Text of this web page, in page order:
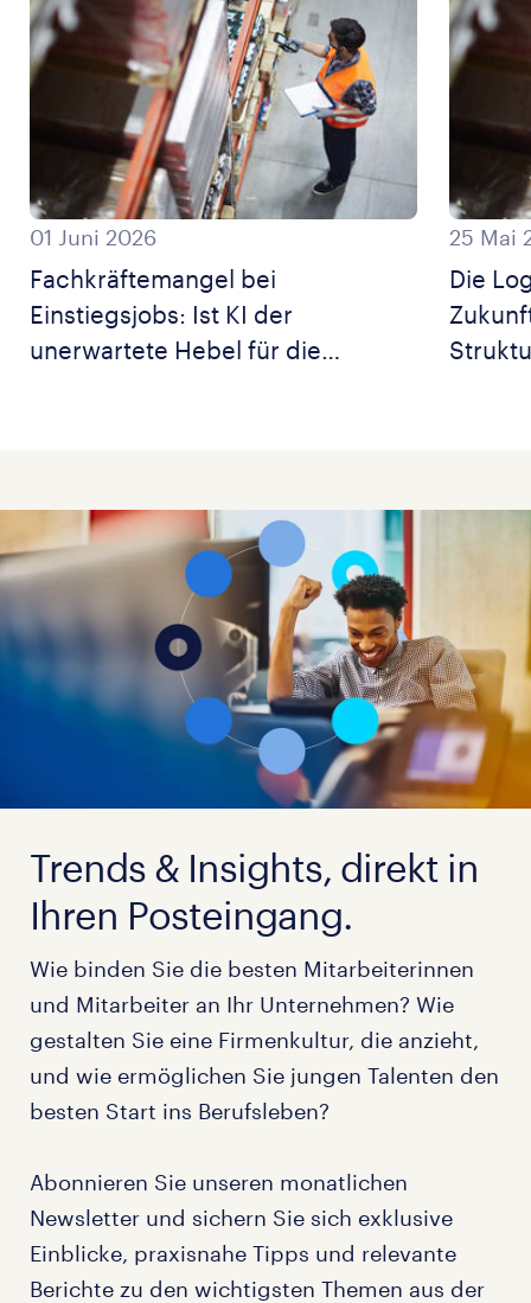
01 Juni 2026
Fachkräftemangel bei
Einstiegsjobs: Ist KI der
unerwartete Hebel für die
25 Mai
Die
Trends & Insights, direkt in
Ihren Posteingang.
Wie binden Sie die besten Mitarbeiterinnen
und Mitarbeiter an Ihr Unternehmen? Wie
gestalten Sie eine Firmenkultur, die anzieht,
und wie ermöglichen Sie jungen Talenten den
besten Start ins Berufsleben?
Abonnieren Sie unseren monatlichen
Newsletter und sichern Sie sich exklusive
Einblicke, praxisnahe Tipps und relevante
Berichte zu den wichtigsten Themen aus der